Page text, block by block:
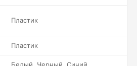
Пластик
Пластик